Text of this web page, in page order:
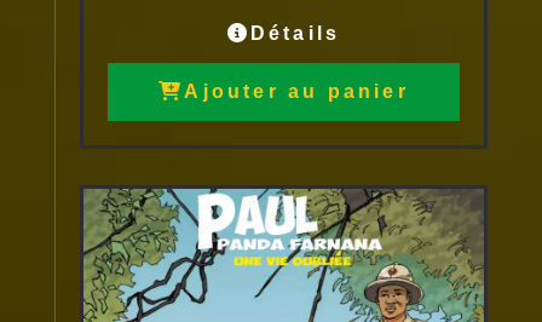
Détails
Ajouter au panier